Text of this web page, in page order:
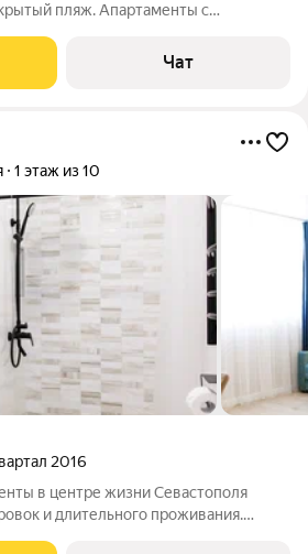
пляж. Апартаменты с
На территории бесплатная
охрана. В
Чат
1 этаж из 10
2016
в центре жизни Севастополя
и длительного проживания.